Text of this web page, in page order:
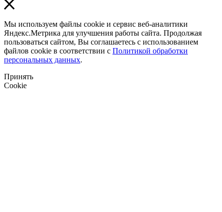
Мы используем файлы cookie и сервис веб-аналитики
Яндекс.Метрика для улучшения работы сайта. Продолжая
пользоваться сайтом, Вы соглашаетесь с использованием
файлов cookie в соответствии с Политикой обработки
персональных данных.
Принять
Cookie